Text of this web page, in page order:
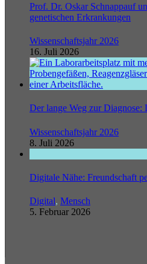
Prof. Dr. Oskar Schnappauf
genetischen Erkrankungen
Wissenschaftsjahr 2026
16. Juli 2026
Der lange Weg zur Diagnose:
Wissenschaftsjahr 2026
8. Juli 2026
Digitale Nähe: Freundschaft
Digital, Mensch
5. Februar 2026